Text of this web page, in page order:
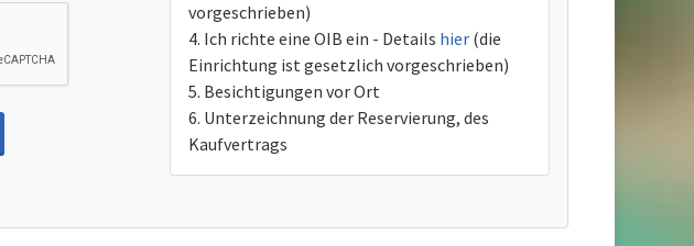
vorgeschrieben)
Ich richte eine OIB ein - Details hier (die
Einrichtung ist gesetzlich vorgeschrieben)
Besichtigungen vor Ort
Unterzeichnung der Reservierung, des
Kaufvertrags